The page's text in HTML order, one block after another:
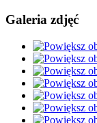
Galeria zdjęć